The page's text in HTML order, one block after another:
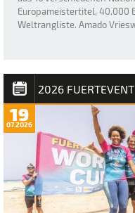
Europameistertitel, 40.000
Weltrangliste. Amado
2026
19
07.2026